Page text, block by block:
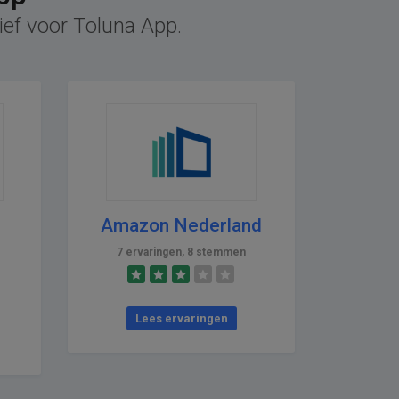
voor Toluna App.
Amazon Nederland
7 ervaringen, 8 stemmen
Lees ervaringen